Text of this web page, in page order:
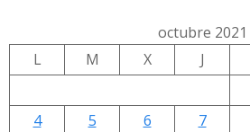
octubre 2021
L
M X J
4
5 6 7